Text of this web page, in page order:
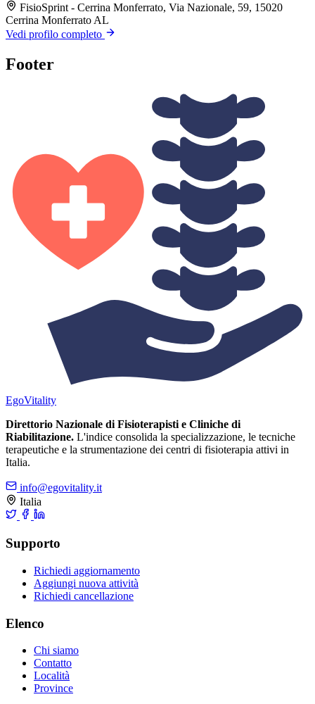
FisioSprint - Cerrina Monferrato, Via Nazionale, 59, 15020
Cerrina Monferrato AL
Vedi profilo completo
Footer
EgoVitality
Direttorio Nazionale di Fisioterapisti e Cliniche di
Riabilitazione. L'indice consolida la specializzazione, le tecniche
terapeutiche e la strumentazione dei centri di fisioterapia attivi in
Italia.
info@egovitality.it
Italia
Supporto
Richiedi aggiornamento
Aggiungi nuova attività
Richiedi cancellazione
Elenco
Chi siamo
Contatto
Località
Province